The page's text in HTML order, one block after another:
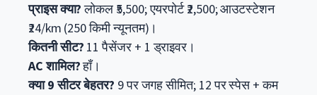
प्राइस क्या?लोकल ₹5,500; एयरपोर्ट ₹2,500; आउटस्टेशन
₹24/km (250 किमी न्यूनतम)।
कितनी सीट? 11 पैसेंजर + 1 ड्राइवर।
AC शामिल?हाँ।
क्या 9 सीटर बेहतर? 9 पर जगह सीमित; 12 पर स्पेस + कम